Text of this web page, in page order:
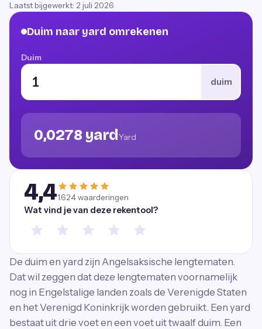
Laatst bijgewerkt: 2 juli 2026
Duim naar yard omrekenen
Duim
duim
0,0278 yardYard
4,41.624waarderingen
Wat vind je van deze rekentool?
De duim en yard zijn Angelsaksische lengtematen.
Dat wil zeggen dat deze lengtematen voornamelijk
nog in Engelstalige landen zoals de Verenigde Staten
en het Verenigd Koninkrijk worden gebruikt. Een yard
bestaat uit drie voet en een voet uit twaalf duim. Een